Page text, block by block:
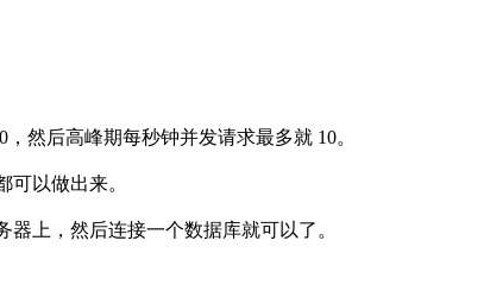
然后高峰期每秒钟并发请求最多就 10。
以做出来。
上，然后连接一个数据库就可以了。